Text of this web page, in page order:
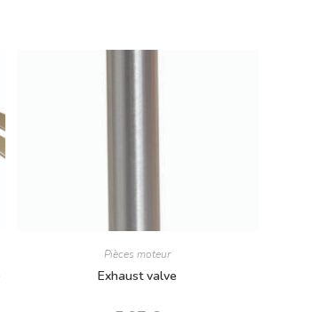
Pièces moteur
Exhaust valve